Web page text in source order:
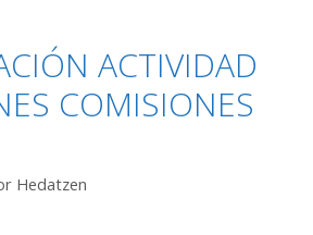
ACTIVIDAD
COMISIONES
Hedatzen